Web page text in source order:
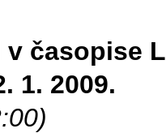
časopise
1. 2009.